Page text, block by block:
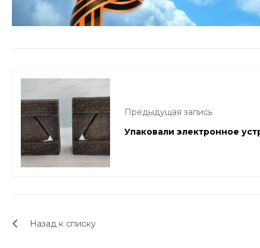
Предыдущая запись
Упаковали электронное
Назад к списку